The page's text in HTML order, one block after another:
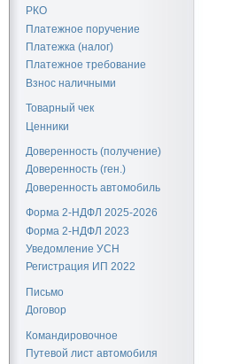
РКО
Платежное поручение
Платежка (налог)
Платежное требование
Взнос наличными
Товарный чек
Ценники
Доверенность (получение)
Доверенность (ген.)
Доверенность автомобиль
Форма 2-НДФЛ 2025-2026
Форма 2-НДФЛ 2023
Уведомление УСН
Регистрация ИП 2022
Письмо
Договор
Командировочное
Путевой лист автомобиля